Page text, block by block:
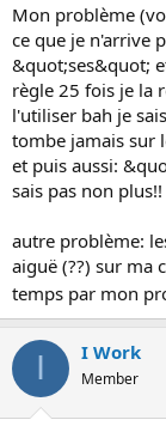
a
d
i
s
c
u
s
s
i
n
u
t
Mon problème
ce que je n'arrive
&quot;ses&quot;
règle 25 fois je la
l'utiliser bah je
tombe jamais sur
et puis aussi:
sais pas non plus!!
autre problème:
aiguë (??) sur ma
temps par mon
I I Work
Member